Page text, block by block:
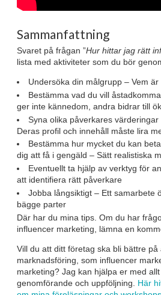
Sammanfattning
Svaret på frågan ”Hur hittar jag rätt
lista med aktiviteter som du bör
Undersöka din målgrupp – Vem
Bestämma vad du vill
ger inte kännedom, andra bidrar till
Syna olika påverkares
Deras profil och innehåll måste lira
Bestämma hur mycket du kan
dig att få i gengäld – Sätt realistiska
Eventuellt ta hjälp av verktyg för
att identifiera rätt påverkare
Jobba långsiktigt – Ett samarbete
bägge parter
Där har du mina tips. Om du har
influencer marketing, lämna en
Vill du att ditt företag ska bli bättre
marknadsföring, som influencer
marketing? Jag kan hjälpa er med
genomförande och uppföljning. Här